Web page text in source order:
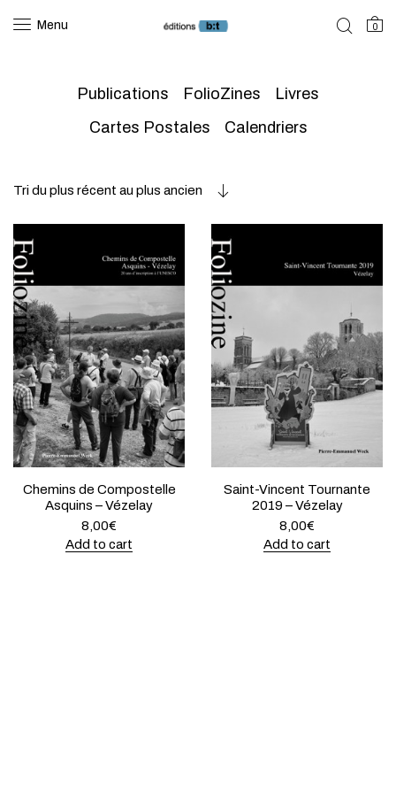
Menu 0
Publications FolioZines
Livres
Cartes Postales
Calendriers
Tri du plus récent au plus ancien
Chemins de Compostelle
Asquins – Vézelay
8,00€
Add to cart
Saint-Vincent Tournante
2019 – Vézelay
8,00€
Add to cart